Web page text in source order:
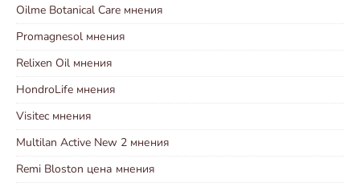
Oilme Botanical Care мнения
Promagnesol мнения
Relixen Oil мнения
HondroLife мнения
Visitec мнения
Multilan Active New 2 мнения
Remi Bloston цена мнения